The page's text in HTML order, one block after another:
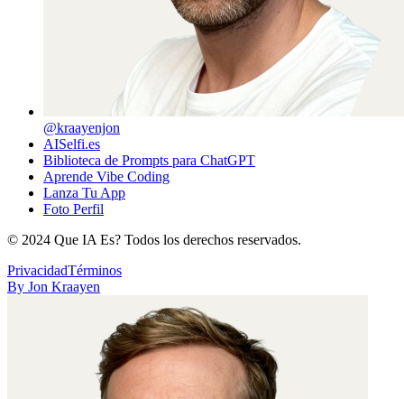
@kraayenjon
AISelfi.es
Biblioteca de Prompts para ChatGPT
Aprende Vibe Coding
Lanza Tu App
Foto Perfil
© 2024 Que IA Es? Todos los derechos reservados.
PrivacidadTérminos
By Jon Kraayen